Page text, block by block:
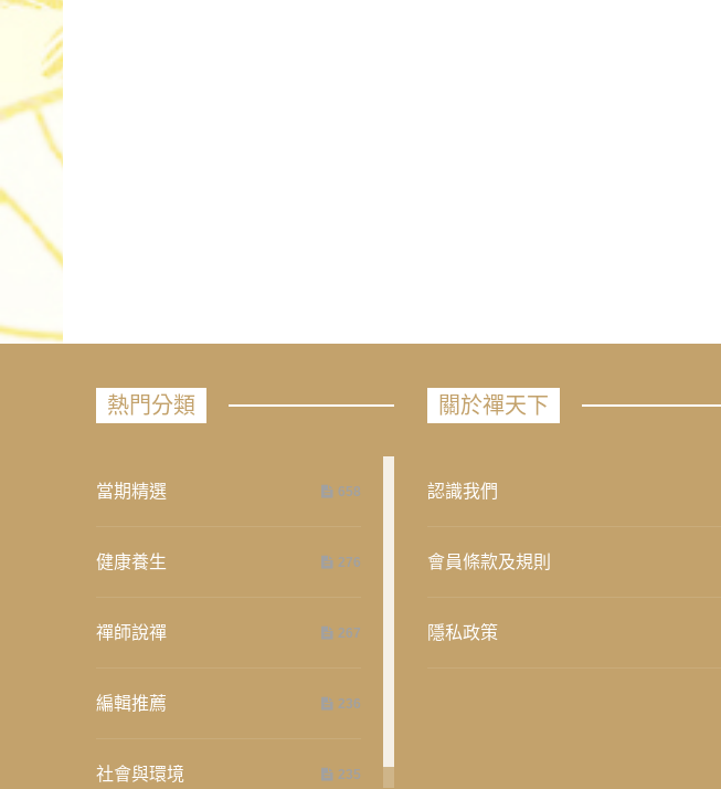
熱門分類
當期精選 658
健康養生 276
禪師說禪 267
編輯推薦 236
社會與環境 235
關於禪天下
認識我們
會員條款及規則
隱私政策